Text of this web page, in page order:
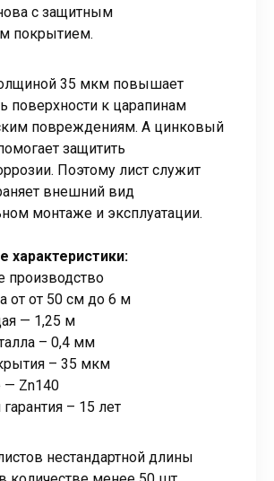
с защитным
покрытием.
35 мкм повышает
поверхности к царапинам
повреждениям. А цинковый
защитить
Поэтому лист служит
внешний вид
монтаже и эксплуатации.
характеристики:
производство
от от 50 см до 6 м
— 1,25 м
– 0,4 мм
– 35 мкм
— Zn140
– 15 лет
нестандартной длины